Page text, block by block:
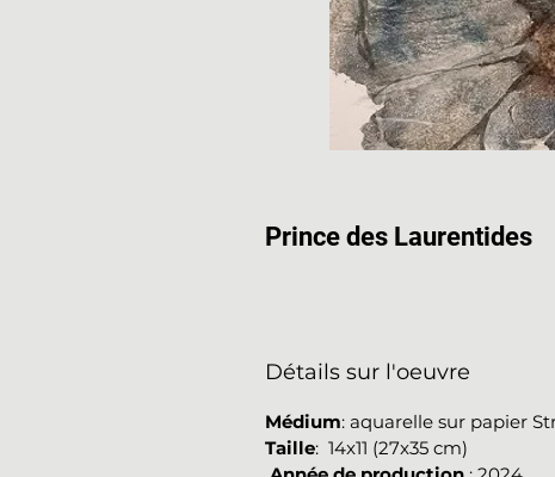
Prince des Laurentides
Détails sur l'oeuvre
Médium: aquarelle sur papier
Taille: 14x11 (27x35 cm)